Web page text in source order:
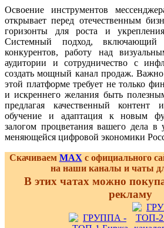
Освоение инструментов
открывает перед отечественным
горизонты для роста и
Системный подход, включающий
конкурентов, работу над
аудитории и сотрудничество с
создать мощный канал продаж.
этой платформе требует не только
и искреннего желания быть
предлагая качественный контент
обучение и адаптация к новым
залогом процветания вашего дела в
меняющейся цифровой экономики
Скачиваем MAX с официального
на наши каналы и чаты
В этих чатах можно
рекламу